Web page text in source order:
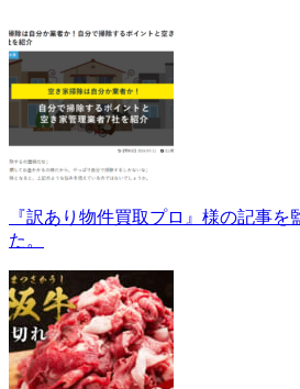
『訳あり物件買取プロ』様の記事を
た。